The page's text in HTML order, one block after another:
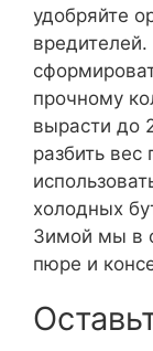
удобряйте
прочному
вырасти до
разбить
холодных
Зимой мы в
пюре и